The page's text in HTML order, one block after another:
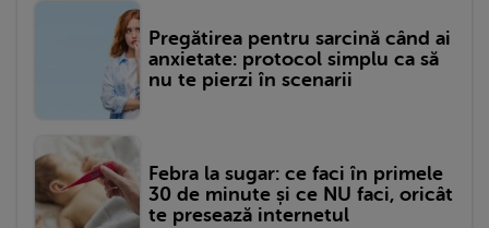
Pregătirea pentru sarcină când ai
anxietate: protocol simplu ca să
nu te pierzi în scenarii
Febra la sugar: ce faci în primele
30 de minute și ce NU faci, oricât
te presează internetul